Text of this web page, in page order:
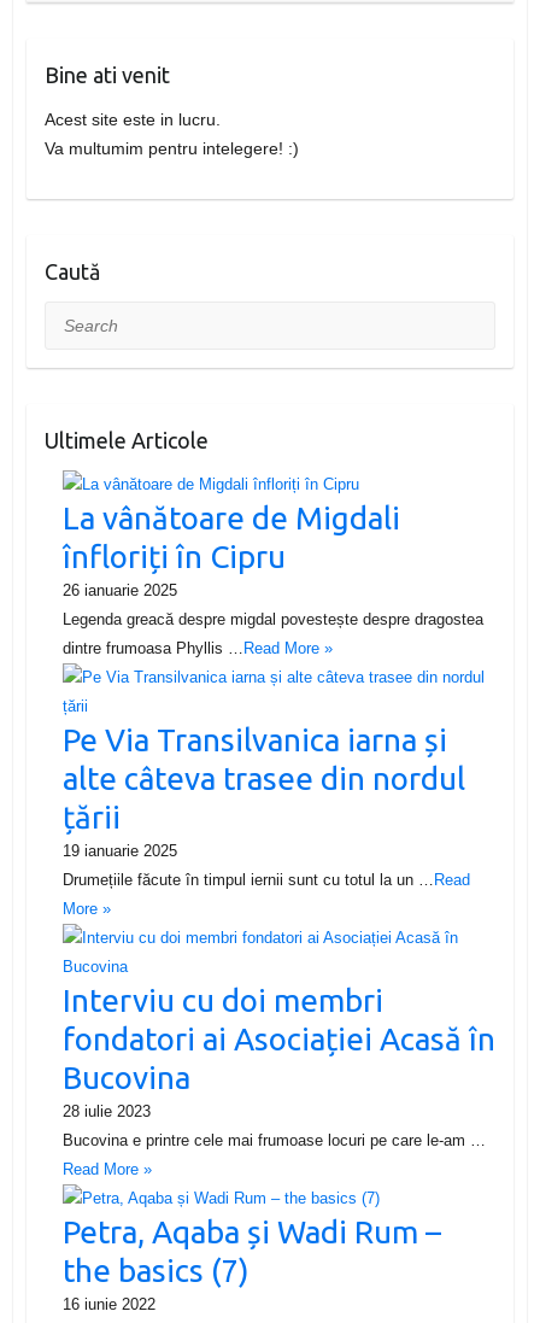
Bine ati venit
Acest site este in lucru.
Va multumim pentru intelegere! :)
Caută
Search
Ultimele Articole
La vânătoare de Migdali
înfloriți în Cipru
26 ianuarie 2025
Legenda greacă despre migdal povestește despre dragostea
dintre frumoasa Phyllis … Read More »
Pe Via Transilvanica iarna și
alte câteva trasee din nordul
țării
19 ianuarie 2025
Drumețiile făcute în timpul iernii sunt cu totul la un … Read
More »
Interviu cu doi membri
fondatori ai Asociației Acasă în
Bucovina
28 iulie 2023
Bucovina e printre cele mai frumoase locuri pe care le-am …
Read More »
Petra, Aqaba și Wadi Rum –
the basics (7)
16 iunie 2022